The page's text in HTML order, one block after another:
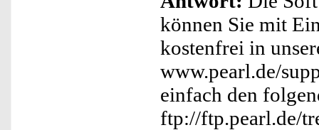
können Sie mit
kostenfrei in
www.pearl.de/
einfach den
ftp://ftp.pearl.de/